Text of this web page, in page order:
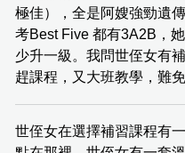
極佳），全是阿嫂強勁遺
考Best Five 都有3A2B，
少升一級。我問世侄女有
趕課程，又大班教學，難
世侄女在選擇補習課程有